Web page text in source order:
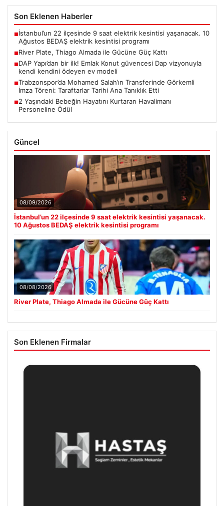
Son Eklenen Haberler
■İstanbul’un 22 ilçesinde 9 saat elektrik kesintisi yaşanacak. 10
Ağustos BEDAŞ elektrik kesintisi programı
■River Plate, Thiago Almada ile Gücüne Güç Kattı
■DAP Yapı’dan bir ilk! Emlak Konut güvencesi Dap vizyonuyla
kendi kendini ödeyen ev modeli
■Trabzonspor’da Mohamed Salah’ın Transferinde Görkemli
İmza Töreni: Taraftarlar Tarihi Ana Tanıklık Etti
■2 Yaşındaki Bebeğin Hayatını Kurtaran Havalimanı
Personeline Ödül
Güncel
08/09/2026
İstanbul’un 22 ilçesinde 9 saat elektrik kesintisi yaşanacak.
10 Ağustos BEDAŞ elektrik kesintisi programı
08/08/2026
River Plate, Thiago Almada ile Gücüne Güç Kattı
Son Eklenen Firmalar